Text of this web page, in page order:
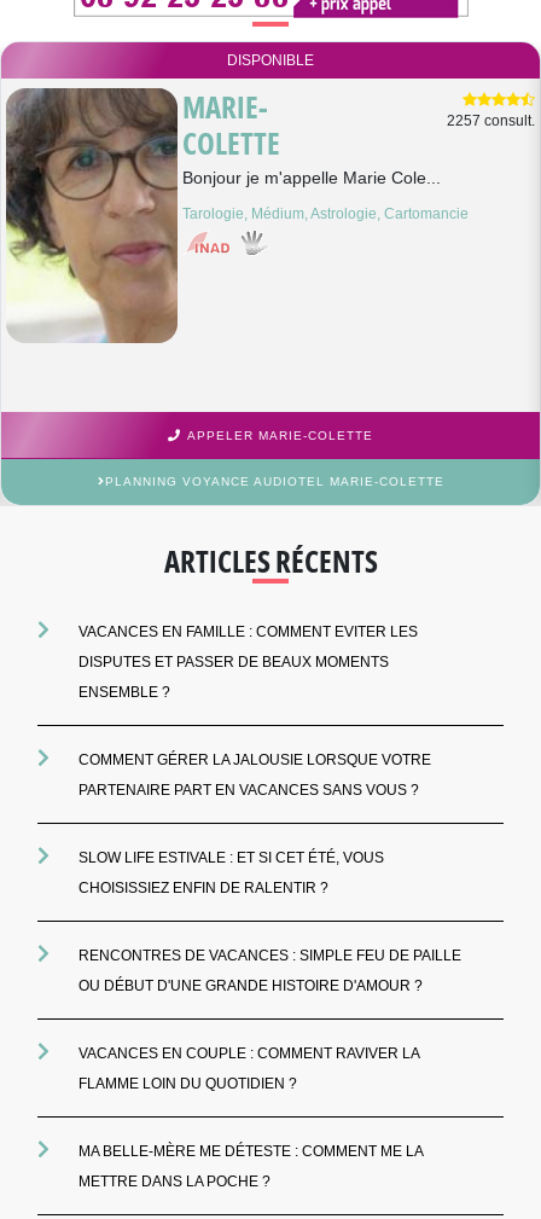
DISPONIBLE
MARIE-
COLETTE
2257 consult.
Bonjour je m'appelle Marie Cole...
Tarologie, Médium, Astrologie, Cartomancie
APPELER MARIE-COLETTE
PLANNING VOYANCE AUDIOTEL MARIE-COLETTE
ARTICLES RÉCENTS
VACANCES EN FAMILLE : COMMENT EVITER LES
DISPUTES ET PASSER DE BEAUX MOMENTS
ENSEMBLE ?
COMMENT GÉRER LA JALOUSIE LORSQUE VOTRE
PARTENAIRE PART EN VACANCES SANS VOUS ?
SLOW LIFE ESTIVALE : ET SI CET ÉTÉ, VOUS
CHOISISSIEZ ENFIN DE RALENTIR ?
RENCONTRES DE VACANCES : SIMPLE FEU DE PAILLE
OU DÉBUT D'UNE GRANDE HISTOIRE D'AMOUR ?
VACANCES EN COUPLE : COMMENT RAVIVER LA
FLAMME LOIN DU QUOTIDIEN ?
MA BELLE-MÈRE ME DÉTESTE : COMMENT ME LA
METTRE DANS LA POCHE ?